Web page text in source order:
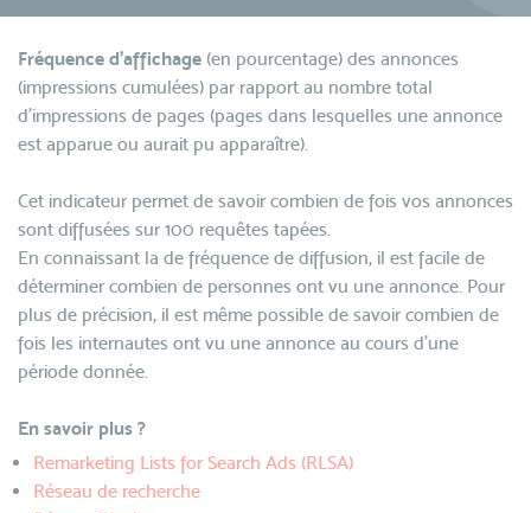
Fréquence d'affichage (en pourcentage) des annonces
(impressions cumulées) par rapport au nombre total
d'impressions de pages (pages dans lesquelles une annonce
est apparue ou aurait pu apparaître).
Cet indicateur permet de savoir combien de fois vos annonces
sont diffusées sur 100 requêtes tapées.
En connaissant la de fréquence de diffusion, il est facile de
déterminer combien de personnes ont vu une annonce. Pour
plus de précision, il est même possible de savoir combien de
fois les internautes ont vu une annonce au cours d'une
période donnée.
En savoir plus ?
Remarketing Lists for Search Ads (RLSA)
Réseau de recherche